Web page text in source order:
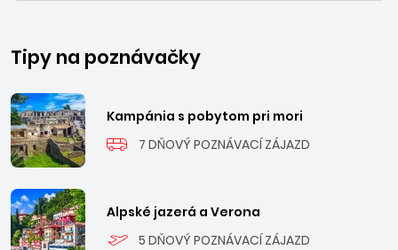
Tipy na poznávačky
Kampánia s pobytom pri mori
7 DŇOVÝ POZNÁVACÍ ZÁJAZD
Alpské jazerá a Verona
5 DŇOVÝ POZNÁVACÍ ZÁJAZD